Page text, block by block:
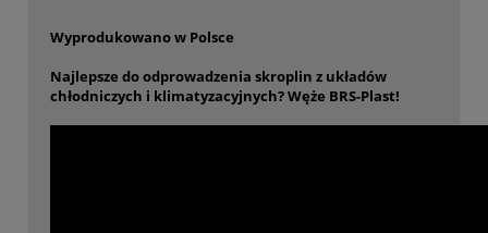
Wyprodukowano w Polsce
Najlepsze do odprowadzenia skroplin z układów
chłodniczych i klimatyzacyjnych? Węże BRS-Plast!